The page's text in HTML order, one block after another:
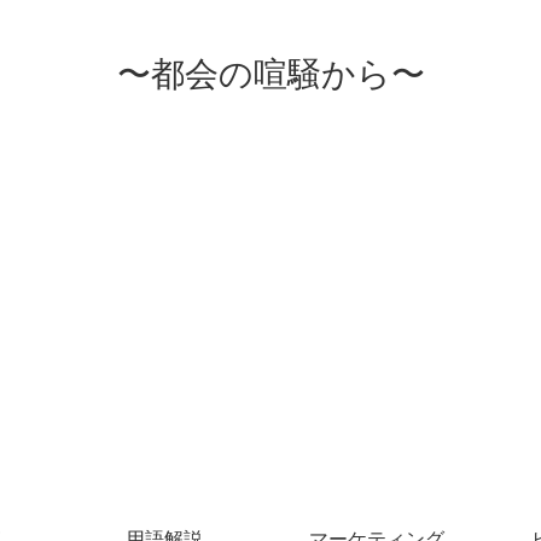
〜都会の喧騒から〜